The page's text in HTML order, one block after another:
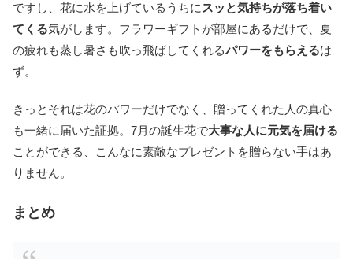
ですし、花に水を上げているうちに スッと気持ちが落ち着い
てくる気がします。フラワーギフトが部屋にあるだけで、夏
の疲れも蒸し暑さも吹っ飛ばしてくれるパワーをもらえるは
ず。
きっとそれは花のパワーだけでなく、贈ってくれた人の真心
も一緒に届いた証拠。7月の誕生花で大事な人に元気を届ける
ことができる、こんなに素敵なプレゼントを贈らない手はあ
りません。
まとめ